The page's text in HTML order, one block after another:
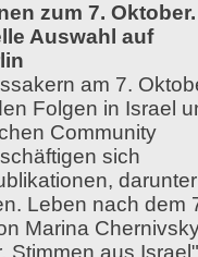
zum 7. Oktober.
Auswahl auf
am 7.
Folgen in Israel
Community
sich
darunter
Leben nach dem
Marina
Stimmen aus